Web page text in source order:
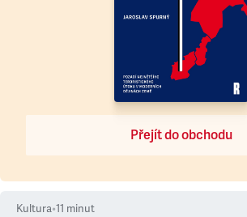
Přejít do obchodu
Kultura•11 minut